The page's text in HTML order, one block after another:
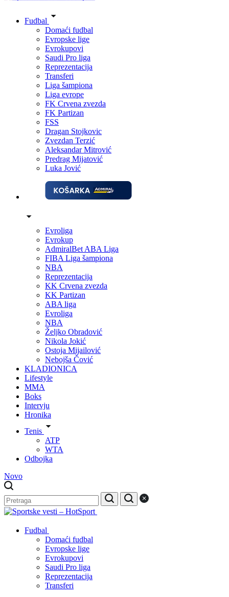
Fudbal
Domaći fudbal
Evropske lige
Evrokupovi
Saudi Pro liga
Reprezentacija
Transferi
Liga šampiona
Liga evrope
FK Crvena zvezda
FK Partizan
FSS
Dragan Stojkovic
Zvezdan Terzić
Aleksandar Mitrović
Predrag Mijatović
Luka Jović
Evroliga
Evrokup
AdmiralBet ABA Liga
FIBA Liga šampiona
NBA
Reprezentacija
KK Crvena zvezda
KK Partizan
ABA liga
Evroliga
NBA
Željko Obradović
Nikola Jokić
Ostoja Mijailović
Nebojša Čović
KLADIONICA
Lifestyle
MMA
Boks
Intervju
Hronika
Tenis
ATP
WTA
Odbojka
Novo
Fudbal
Domaći fudbal
Evropske lige
Evrokupovi
Saudi Pro liga
Reprezentacija
Transferi